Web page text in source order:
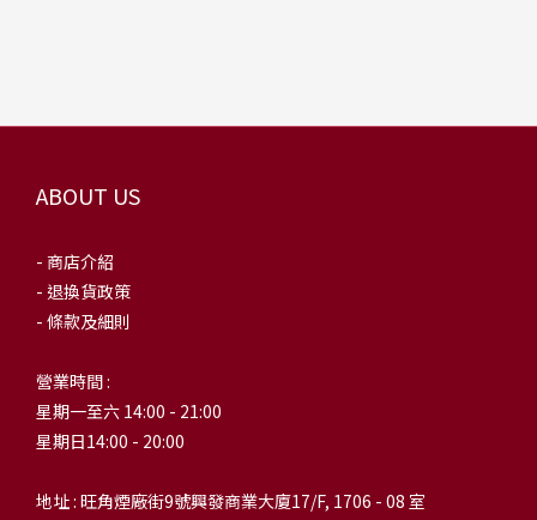
ABOUT US
- 商店介紹
- 退換貨政策
- 條款及細則
營業時間 :
星期一至六 14:00 - 21:00
星期日14:00 - 20:00
地址 : 旺角煙廠街9號興發商業大廈17/F, 1706 - 08 室